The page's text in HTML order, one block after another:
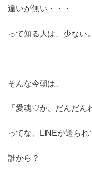
違いが無い・・・
って知る人は、少ない。
そんな今朝は、
「愛魂♡が、だんだん
ってな、LINEが送られ
誰から？